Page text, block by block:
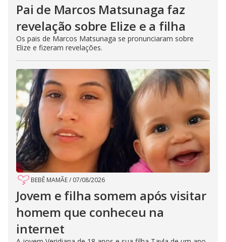
Pai de Marcos Matsunaga faz
revelação sobre Elize e a filha
Os pais de Marcos Matsunaga se pronunciaram sobre
Elize e fizeram revelações.
BEBÊ MAMÃE/ 07/08/2026
Jovem e filha somem após visitar
homem que conheceu na
internet